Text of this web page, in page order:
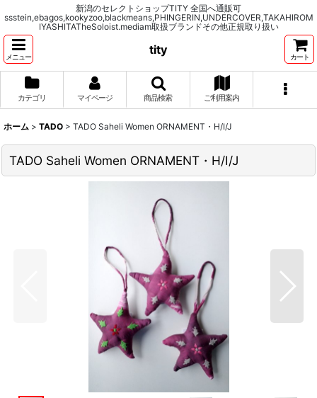
新潟のセレクトショップTITY 全国へ通販可
ssstein,ebagos,kookyzoo,blackmeans,PHINGERIN,UNDERCOVER,TAKAHIROM
IYASHITATheSoloist.mediam取扱ブランドその他正規取り扱い
メニュー
tity
カート
カテゴリ マイページ 商品検索 ご利用案内
ホーム > TADO > TADO Saheli Women ORNAMENT・H/I/J
TADO Saheli Women ORNAMENT・H/I/J